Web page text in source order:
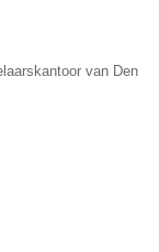
van Den